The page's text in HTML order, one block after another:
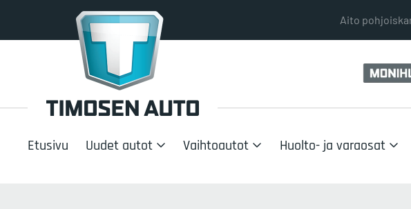
Aito
Etusivu Uudet autot Vaihtoautot Huolto- ja varaosat